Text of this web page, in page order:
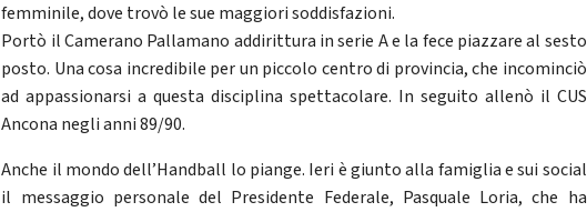
femminile, dove trovò le sue maggiori soddisfazioni.
Portò il Camerano Pallamano addirittura in serie A e la fece piazzare al sesto
posto. Una cosa incredibile per un piccolo centro di provincia, che incominciò
ad appassionarsi a questa disciplina spettacolare. In seguito allenò il CUS
Ancona negli anni 89/90.
Anche il mondo dell’Handball lo piange. Ieri è giunto alla famiglia e sui social
il messaggio personale del Presidente Federale, Pasquale Loria, che ha